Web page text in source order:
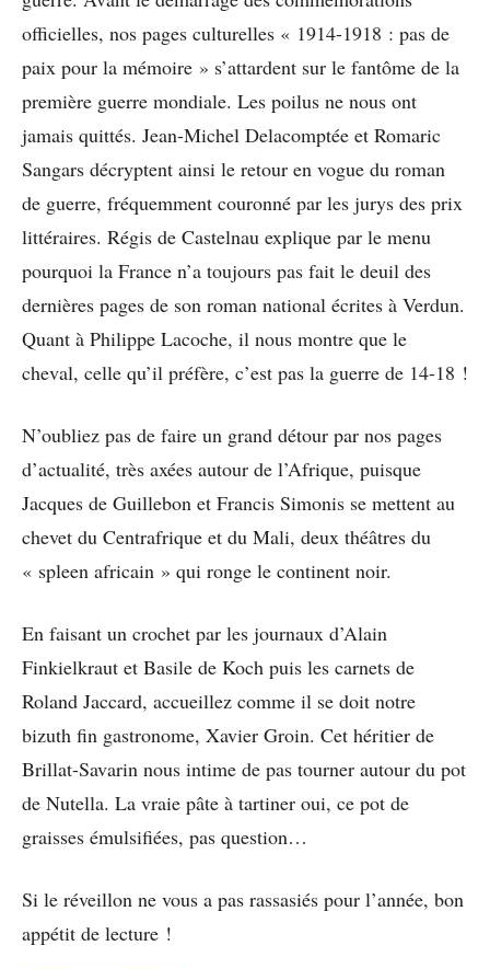
officielles, nos pages culturelles « 1914-1918 : pas de
paix pour la mémoire » s’attardent sur le fantôme de la
première guerre mondiale. Les poilus ne nous ont
jamais quittés. Jean-Michel Delacomptée et Romaric
Sangars décryptent ainsi le retour en vogue du roman
de guerre, fréquemment couronné par les jurys des prix
littéraires. Régis de Castelnau explique par le menu
pourquoi la France n’a toujours pas fait le deuil des
dernières pages de son roman national écrites à Verdun.
Quant à Philippe Lacoche, il nous montre que le
cheval, celle qu’il préfère, c’est pas la guerre de 14-18 !
N’oubliez pas de faire un grand détour par nos pages
d’actualité, très axées autour de l’Afrique, puisque
Jacques de Guillebon et Francis Simonis se mettent au
chevet du Centrafrique et du Mali, deux théâtres du
« spleen africain » qui ronge le continent noir.
En faisant un crochet par les journaux d’Alain
Finkielkraut et Basile de Koch puis les carnets de
Roland Jaccard, accueillez comme il se doit notre
bizuth fin gastronome, Xavier Groin. Cet héritier de
Brillat-Savarin nous intime de pas tourner autour du pot
de Nutella. La vraie pâte à tartiner oui, ce pot de
graisses émulsifiées, pas question…
Si le réveillon ne vous a pas rassasiés pour l’année, bon
appétit de lecture !